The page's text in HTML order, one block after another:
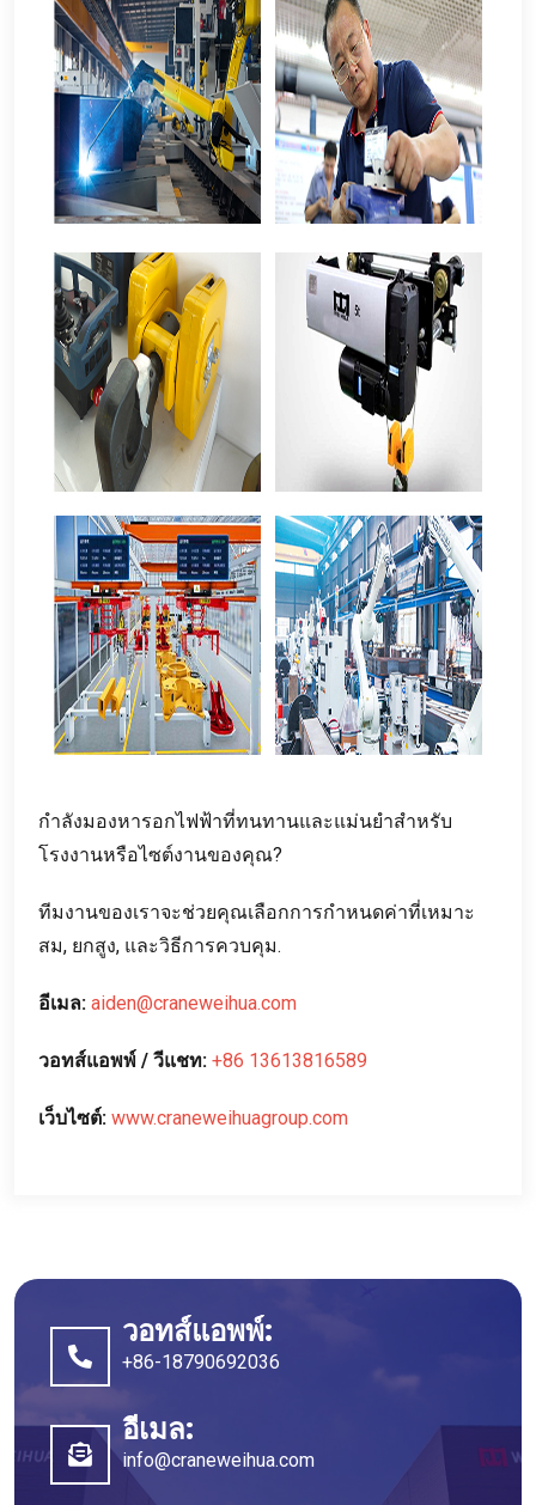
กำลังมองหารอกไฟฟ้าที่ทนทานและแม่นยำสำหรับ
โรงงานหรือไซต์งานของคุณ?
ทีมงานของเราจะช่วยคุณเลือกการกำหนดค่าที่เหมาะ
สม, ยกสูง, และวิธีการควบคุม.
อีเมล: aiden@craneweihua.com
วอทส์แอพพ์ / วีแชท: +86 13613816589
เว็บไซต์: www.craneweihuagroup.com
วอทส์แอพพ์:
+86-18790692036
อีเมล:
info@craneweihua.com